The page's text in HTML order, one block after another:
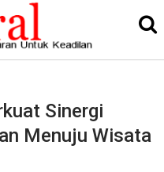
Sinergi
Menuju Wisata